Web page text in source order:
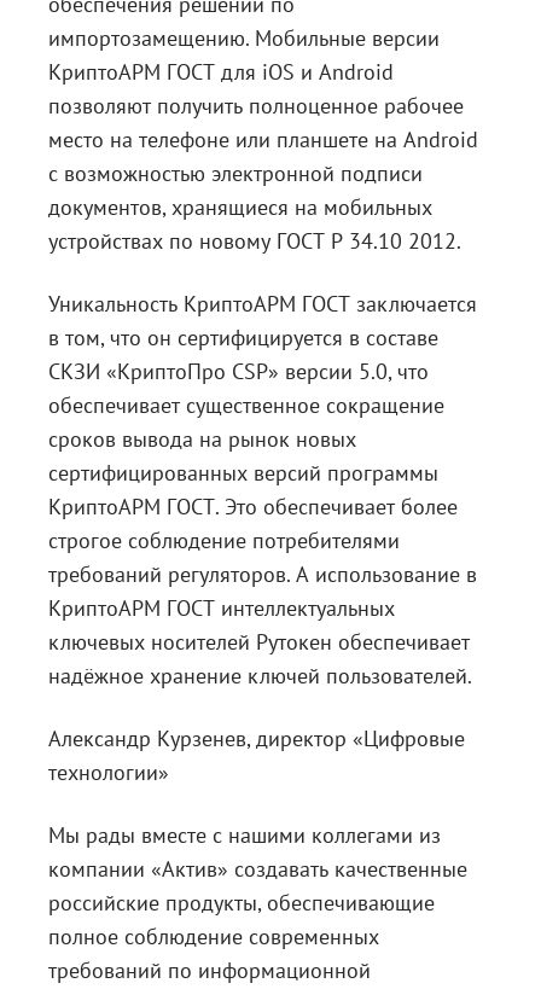
импортозамещению. Мобильные версии
КриптоАРМ ГОСТ для iOS и Android
позволяют получить полноценное рабочее
место на телефоне или планшете на Android
с возможностью электронной подписи
документов, хранящиеся на мобильных
устройствах по новому ГОСТ Р 34.10 2012.
Уникальность КриптоАРМ ГОСТ заключается
в том, что он сертифицируется в составе
СКЗИ «КриптоПро CSP» версии 5.0, что
обеспечивает существенное сокращение
сроков вывода на рынок новых
сертифицированных версий программы
КриптоАРМ ГОСТ. Это обеспечивает более
строгое соблюдение потребителями
требований регуляторов. А использование в
КриптоАРМ ГОСТ интеллектуальных
ключевых носителей Рутокен обеспечивает
надёжное хранение ключей пользователей.
Александр Курзенев, директор «Цифровые
технологии»
Мы рады вместе с нашими коллегами из
компании «Актив» создавать качественные
российские продукты, обеспечивающие
полное соблюдение современных
требований по информационной